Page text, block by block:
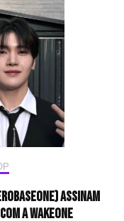
assinam
a WAKEONE